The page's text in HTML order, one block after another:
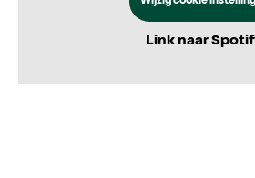
Link naar